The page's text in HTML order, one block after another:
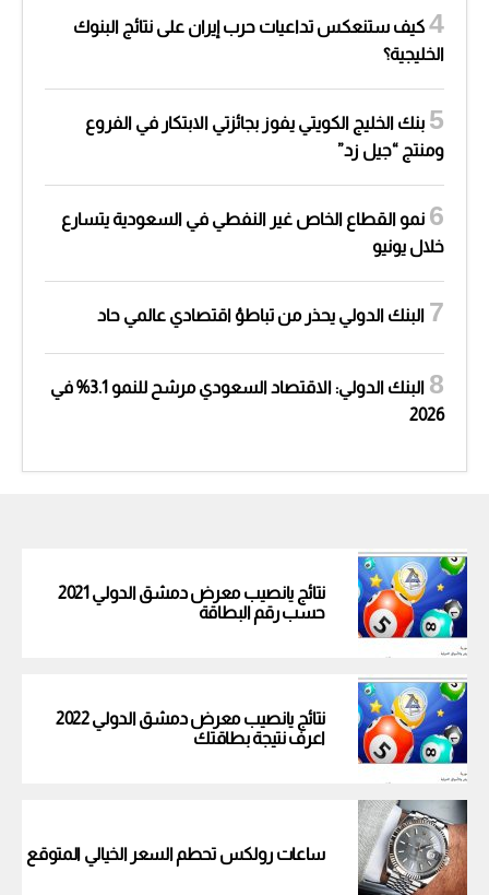
كيف ستنعكس تداعيات حرب إيران على نتائج البنوك
الخليجية؟
بنك الخليج الكويتي يفوز بجائزتي الابتكار في الفروع
ومنتج “جيل زد”
نمو القطاع الخاص غير النفطي في السعودية يتسارع
خلال يونيو
البنك الدولي يحذر من تباطؤ اقتصادي عالمي حاد
البنك الدولي: الاقتصاد السعودي مرشح للنمو 3.1% في
2026
نتائج يانصيب معرض دمشق الدولي 2021
حسب رقم البطاقة
نتائج يانصيب معرض دمشق الدولي 2022
اعرف نتيجة بطاقتك
ساعات رولكس تحطم السعر الخيالي المتوقع